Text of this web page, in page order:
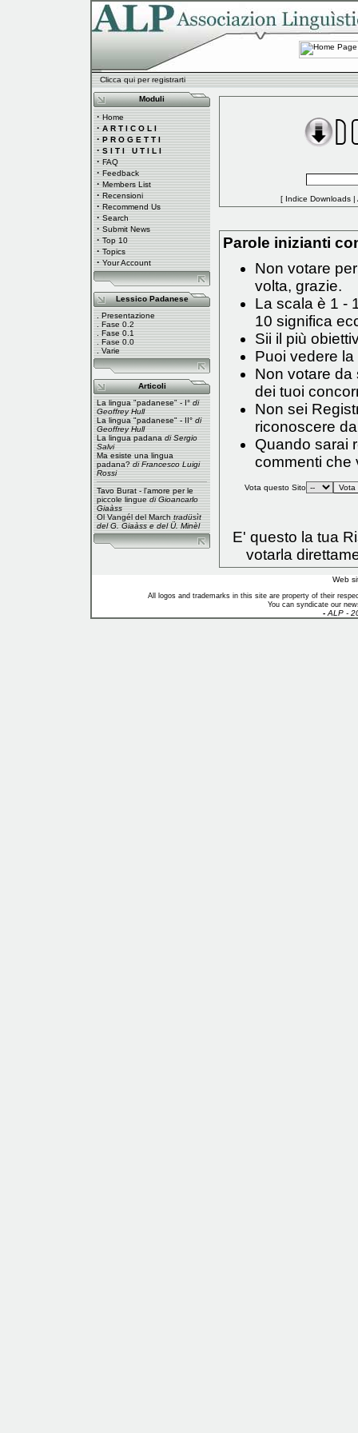
Clicca qui per registrarti
Moduli
· Home
· A R T I C O L I
· P R O G E T T I
· S I T I U T I L I
· FAQ
· Feedback
· Members List
· Recensioni
· Recommend Us
· Search
· Submit News
· Top 10
· Topics
· Your Account
Lessico Padanese
.Presentazione
.Fase 0.2
.Fase 0.1
.Fase 0.0
.Varie
Articoli
La lingua "padanese" - I° di
Geoffrey Hull
La lingua "padanese" - II° di
Geoffrey Hull
La lingua padana di Sergio
Salvi
Ma esiste una lingua
padana? di Francesco Luigi
Rossi
Tavo Burat - l'amore per le
piccole linguedi Gioancarlo
Giaàss
Ol Vangél del March tradüsìt
del G. Giaàss e del Ü. Minèl
[ Indice Downloads |
Parole inizianti
Non votare
volta, grazie.
La scala è 1 -
10 significa
Sii il più
Puoi vedere
Non votare da
dei tuoi
Non sei
riconoscere
Quando sarai
commenti che
Vota questo Sito
E' questo la tua
votarla
Web
All logos and trademarks in this site are property of their
You can syndicate our
- ALP -